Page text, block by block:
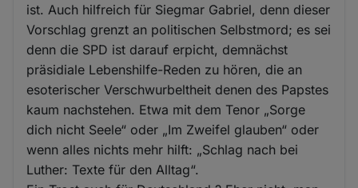
ist. Auch hilfreich für Siegmar Gabriel, denn dieser
Vorschlag grenzt an politischen Selbstmord; es sei
denn die SPD ist darauf erpicht, demnächst
präsidiale Lebenshilfe-Reden zu hören, die an
esoterischer Verschwurbeltheit denen des Papstes
kaum nachstehen. Etwa mit dem Tenor „Sorge
dich nicht Seele“ oder „Im Zweifel glauben“ oder
wenn alles nichts mehr hilft: „Schlag nach bei
Luther: Texte für den Alltag“.